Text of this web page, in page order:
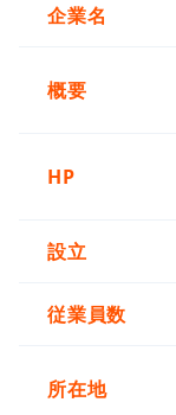
企業名
概要
HP
設立
従業員数
所在地